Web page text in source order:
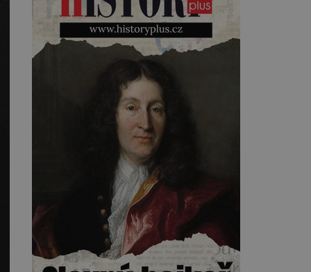
Kearnsovým zlepšovákem.
Začíná spor, kterému génius
obětuje vše – čas, rodinu i sám
sebe. Američan Robert William
Kearns (1927–2005), který
během vlastní svatby přijde […]